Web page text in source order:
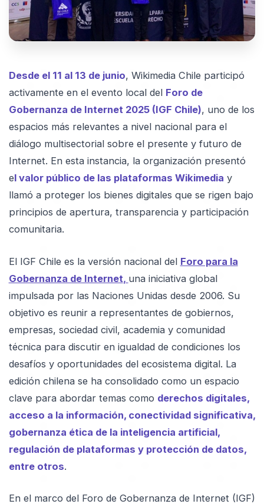
Desde el 11 al 13 de junio, Wikimedia Chile participó
activamente en el evento local del Foro de
Gobernanza de Internet 2025 (IGF Chile), uno de los
espacios más relevantes a nivel nacional para el
diálogo multisectorial sobre el presente y futuro de
Internet. En esta instancia, la organización presentó
el valor público de las plataformas Wikimedia y
llamó a proteger los bienes digitales que se rigen bajo
principios de apertura, transparencia y participación
comunitaria.
El IGF Chile es la versión nacional del Foro para la
Gobernanza de Internet, una iniciativa global
impulsada por las Naciones Unidas desde 2006. Su
objetivo es reunir a representantes de gobiernos,
empresas, sociedad civil, academia y comunidad
técnica para discutir en igualdad de condiciones los
desafíos y oportunidades del ecosistema digital. La
edición chilena se ha consolidado como un espacio
clave para abordar temas como derechos digitales,
acceso a la información, conectividad significativa,
gobernanza ética de la inteligencia artificial,
regulación de plataformas y protección de datos,
entre otros.
En el marco del Foro de Gobernanza de Internet (IGF)